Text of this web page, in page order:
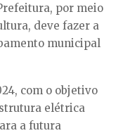
por meio
deve fazer a
municipal
com o objetivo
elétrica
a futura